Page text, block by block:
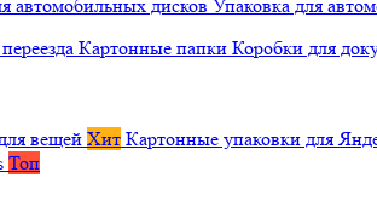
автомобильных дисков Упаковка для
Картонные папки Коробки для
вещей Хит Картонные упаковки для
Топ